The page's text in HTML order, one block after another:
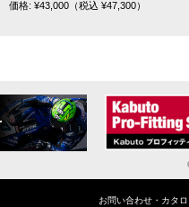
価格: ¥43,000（税込 ¥47,300）
お問い合わせ・カタ